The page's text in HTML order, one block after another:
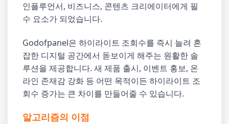
인플루언서, 비즈니스, 콘텐츠 크리에이터에게 필
수 요소가 되었습니다.
Godofpanel은 하이라이트 조회수를 즉시 늘려 혼
잡한 디지털 공간에서 돋보이게 해주는 원활한 솔
루션을 제공합니다. 새 제품 출시, 이벤트 홍보, 온
라인 존재감 강화 등 어떤 목적이든 하이라이트 조
회수 증가는 큰 차이를 만들어줄 수 있습니다.
알고리즘의 이점